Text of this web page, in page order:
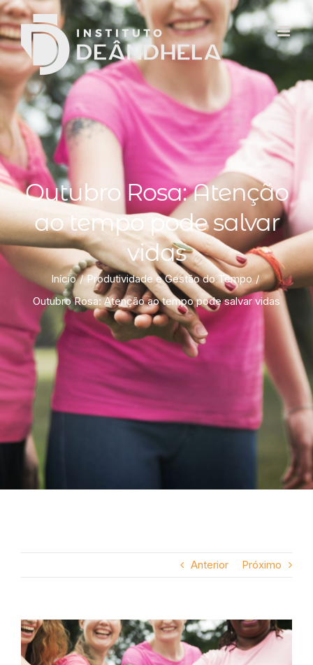
Outubro Rosa: Atenção
ao tempo pode salvar
vidas
Início
Produtividade e Gestão do Tempo
Outubro Rosa: Atenção ao tempo pode salvar vidas
Anterior Próximo